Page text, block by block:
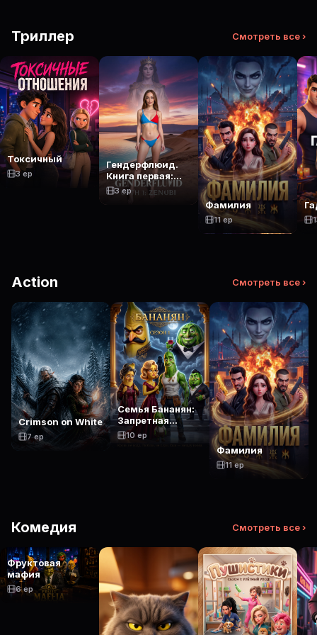
Триллер Смотреть все ›
Токсичный
3 ep
Гендерфлюид.
Книга первая:
Зеноби
3 ep
Фамилия
11 ep
Action Смотреть все ›
Crimson on White
7 ep
Семья Бананян:
Запретная
Любовь
10 ep
Фамилия
11 ep
Комедия Смотреть все ›
Фруктовая
мафия
6 ep